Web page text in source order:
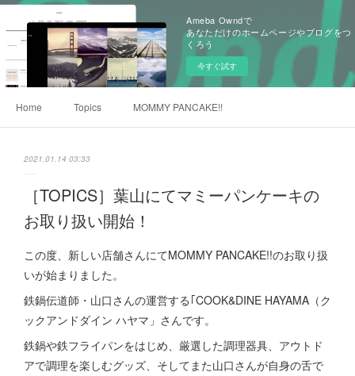
Ameba Owndで
あなただけのホームページやブログをつ
くろう
今すぐ試す
Home Topics MOMMY PANCAKE!!
2021.01.14 03:33
［TOPICS］葉山にてマミーパンケーキの
お取り扱い開始！
この度、新しい店舗さんにてMOMMY PANCAKE!!のお取り扱
いが始まりました。
鉄鍋伝道師・山口さんの運営する｢COOK&DINE HAYAMA（ク
ックアンドダイン ハヤマ」さんです。
鉄鍋や鉄フライパンをはじめ、厳選した調理器具、アウトド
アで調理を楽しむグッズ、そしてまた山口さんが自身の舌で